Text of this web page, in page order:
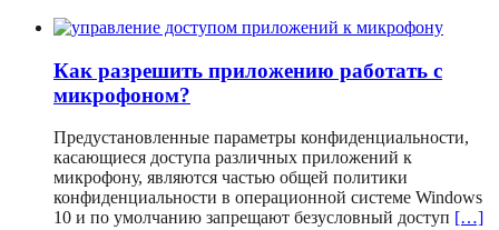
Как разрешить приложению работать с
микрофоном?
Предустановленные параметры конфиденциальности,
касающиеся доступа различных приложений к
микрофону, являются частью общей политики
конфиденциальности в операционной системе Windows
10 и по умолчанию запрещают безусловный доступ […]